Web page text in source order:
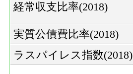
経常収支比率(2018)
実質公債費比率(2018)
ラスパイレス指数(2018)